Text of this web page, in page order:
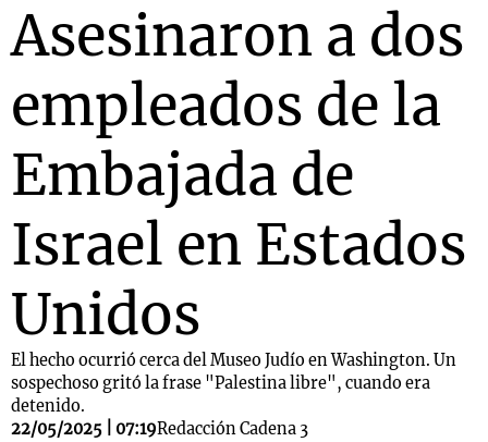
Asesinaron a dos
empleados de la
Embajada de
Israel en Estados
Unidos
El hecho ocurrió cerca del Museo Judío en Washington. Un
sospechoso gritó la frase "Palestina libre", cuando era
detenido.
22/05/2025 | 07:19Redacción Cadena 3